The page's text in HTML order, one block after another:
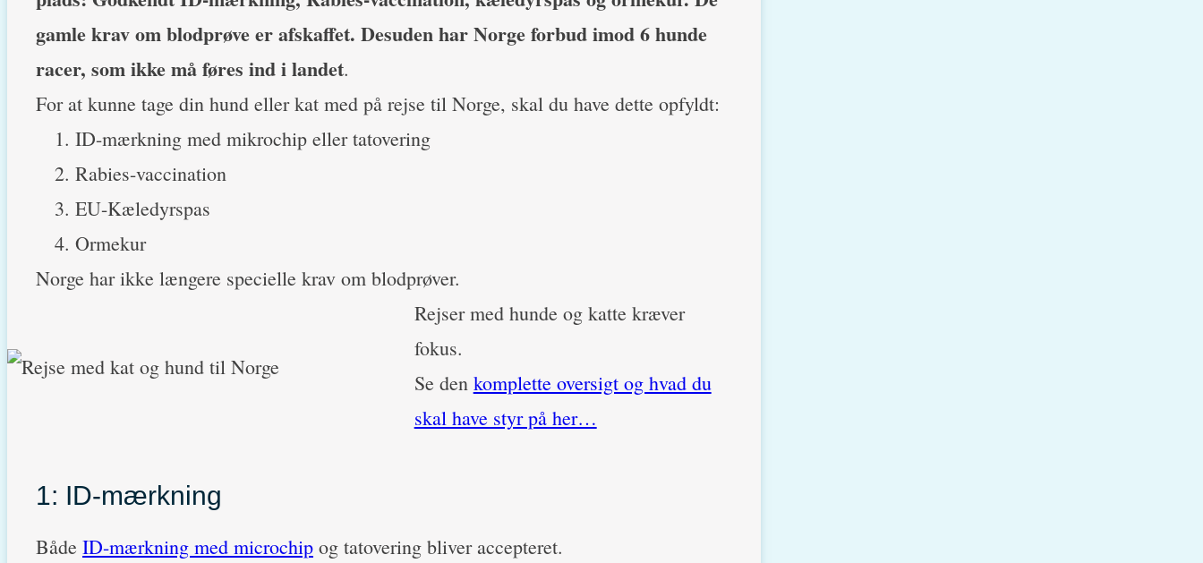
gamle krav om blodprøve er afskaffet. Desuden har Norge forbud imod 6 hunde
racer, som ikke må føres ind i landet.
For at kunne tage din hund eller kat med på rejse til Norge, skal du have dette opfyldt:
ID-mærkning med mikrochip eller tatovering
Rabies-vaccination
EU-Kæledyrspas
Ormekur
Norge har ikke længere specielle krav om blodprøver.
Rejser med hunde og katte kræver
fokus.
Se den komplette oversigt og hvad du
skal have styr på her…
1: ID-mærkning
Både ID-mærkning med microchip og tatovering bliver accepteret.